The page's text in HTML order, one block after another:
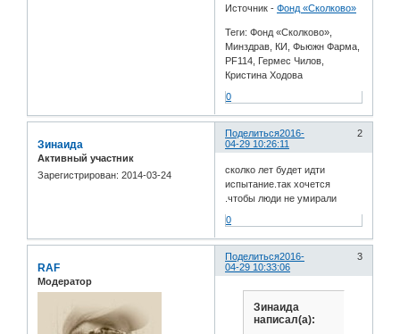
Источник -Фонд «Сколково»
Теги: Фонд «Сколково»,
Минздрав, КИ, Фьюжн Фарма,
PF114, Гермес Чилов,
Кристина Ходова
0
Поделиться 2
2016-
04-29 10:26:11
Зинаида
Активный участник
Зарегистрирован: 2014-03-24
сколко лет будет идти
испытание.так хочется
.чтобы люди не умирали
0
Поделиться 3
2016-
04-29 10:33:06
RAF
Модератор
Зинаида
написал(а):